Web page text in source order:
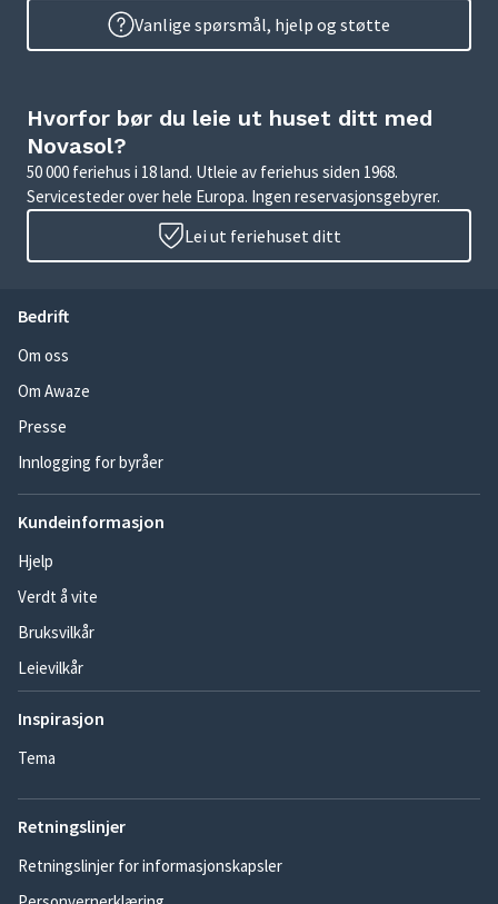
Vanlige spørsmål, hjelp og støtte
Hvorfor bør du leie ut huset ditt med
Novasol?
50 000 feriehus i 18 land. Utleie av feriehus siden 1968.
Servicesteder over hele Europa. Ingen reservasjonsgebyrer.
Lei ut feriehuset ditt
Bedrift
Om oss
Om Awaze
Presse
Innlogging for byråer
Kundeinformasjon
Hjelp
Verdt å vite
Bruksvilkår
Leievilkår
Inspirasjon
Tema
Retningslinjer
Retningslinjer for informasjonskapsler